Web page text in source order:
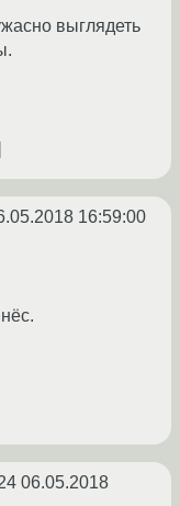
выглядеть
16:59:00
06.05.2018